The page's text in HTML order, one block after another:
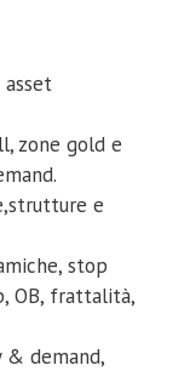
zone gold e
e
stop
OB, frattalità,
& demand,